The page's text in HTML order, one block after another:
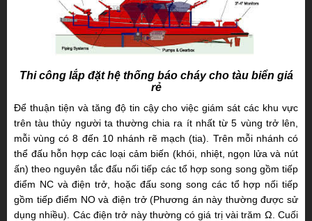
Thi công lắp đặt hệ thống báo cháy cho tàu biển giá
rẻ
Để thuận tiện và tăng độ tin cậy cho việc giám sát các khu vực
trên tàu thủy người ta thường chia ra ít nhất từ 5 vùng trở lên,
mỗi vùng có 8 đến 10 nhánh rẽ mạch (tia). Trên mỗi nhánh có
thể đấu hỗn hợp các loại cảm biến (khói, nhiệt, ngọn lửa và nút
ấn) theo nguyên tắc đấu nối tiếp các tổ hợp song song gồm tiếp
điểm NC và điện trở, hoặc đấu song song các tổ hợp nối tiếp
gồm tiếp điểm NO và điện trở (Phương án này thường được sử
dụng nhiều). Các điện trở này thường có giá trị vài trăm Ω. Cuối